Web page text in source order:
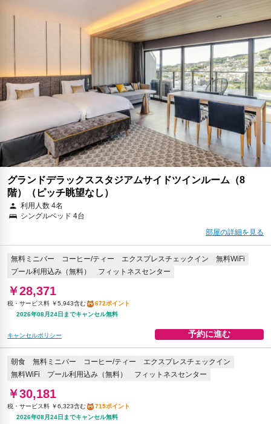
グランドデラックススタジアムサイドツインルーム（8
階）（ピッチ眺望なし）
利用人数 4名
シングルベッド 4台
部屋の詳細を見る
無料ミニバー コーヒー/ティー エクスプレスチェックイン
無料WiFi
プール利用込み（無料）
フィットネスセンター
￥28,371
税・サービス料 ￥5,943含む
672ポイント
2026年08月24日までキャンセル無料
キャンセルポリシー 予約に進む
朝食 無料ミニバー コーヒー/ティー
エクスプレスチェックイン
無料WiFi
プール利用込み（無料） フィットネスセンター
￥30,181
税・サービス料 ￥6,323含む
715ポイント
2026年08月24日までキャンセル無料